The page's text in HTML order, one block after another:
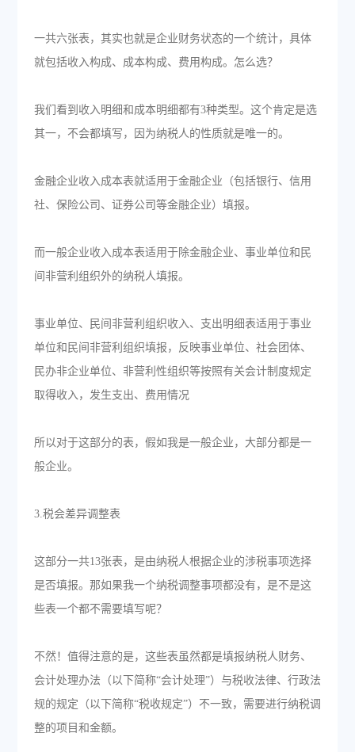
一共六张表，其实也就是企业财务状态的一个统计，具体
就包括收入构成、成本构成、费用构成。怎么选？
我们看到收入明细和成本明细都有3种类型。这个肯定是选
其一，不会都填写，因为纳税人的性质就是唯一的。
金融企业收入成本表就适用于金融企业（包括银行、信用
社、保险公司、证券公司等金融企业）填报。
而一般企业收入成本表适用于除金融企业、事业单位和民
间非营利组织外的纳税人填报。
事业单位、民间非营利组织收入、支出明细表适用于事业
单位和民间非营利组织填报，反映事业单位、社会团体、
民办非企业单位、非营利性组织等按照有关会计制度规定
取得收入，发生支出、费用情况
所以对于这部分的表，假如我是一般企业，大部分都是一
般企业。
3.税会差异调整表
这部分一共13张表，是由纳税人根据企业的涉税事项选择
是否填报。那如果我一个纳税调整事项都没有，是不是这
些表一个都不需要填写呢？
不然！值得注意的是，这些表虽然都是填报纳税人财务、
会计处理办法（以下简称“会计处理”）与税收法律、行政法
规的规定（以下简称“税收规定”）不一致，需要进行纳税调
整的项目和金额。